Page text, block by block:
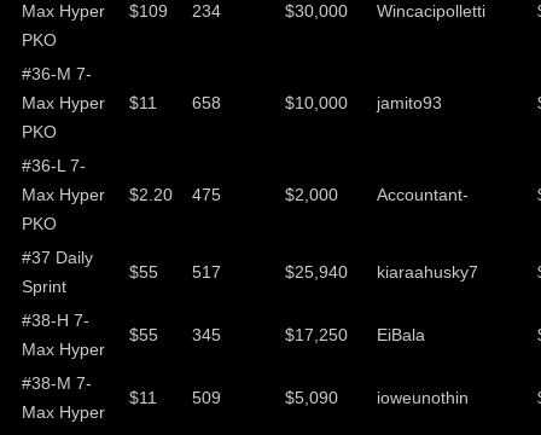
Max Hyper
PKO
$109 234 $30,000 Wincacipolletti
#36-M 7-
Max Hyper
PKO
$11 658 $10,000 jamito93
#36-L 7-
Max Hyper
PKO
$2.20 475 $2,000 Accountant-
#37 Daily
Sprint
$55 517 $25,940 kiaraahusky7
#38-H 7-
Max Hyper
$55 345 $17,250 EiBala
#38-M 7-
Max Hyper
$11 509 $5,090 ioweunothin